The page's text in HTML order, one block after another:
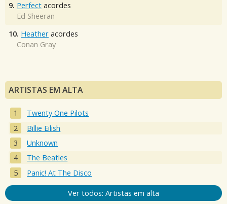
9. Perfect acordes
Ed Sheeran
10. Heather acordes
Conan Gray
ARTISTAS EM ALTA
Twenty One Pilots
Billie Eilish
Unknown
The Beatles
Panic! At The Disco
Ver todos: Artistas em alta